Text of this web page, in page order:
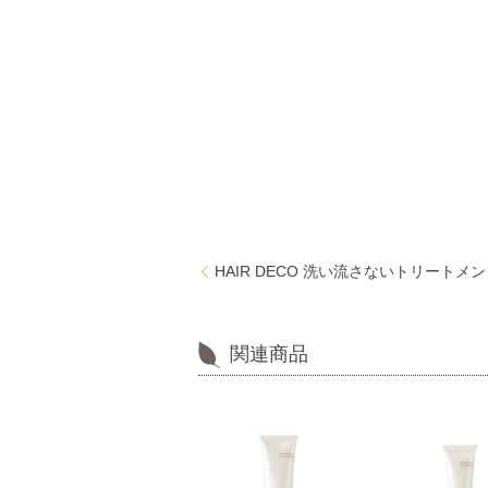
HAIR DECO 洗い流さないトリートメ
関連商品